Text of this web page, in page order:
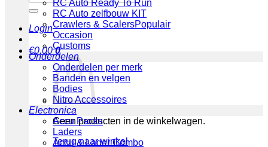
naar:
Login
€0.00 0
Geen producten in de winkelwagen.
Terug naar winkel
RC Auto Ready To Run
RC Auto zelfbouw KIT
Crawlers & Scalers
Occasion
Customs
Onderdelen
Onderdelen per merk
Banden en velgen
Bodies
Nitro Accessoires
Electronica
Accu Packs
Laders
Accu & Lader Combo